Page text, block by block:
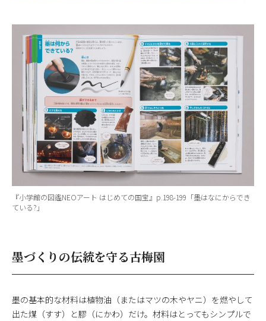
『小学館の図鑑NEOアート はじめての国宝』p.198-199「墨はなにからでき
ている?」
墨づくりの伝統を守る古梅園
墨の基本的な材料は植物油（またはマツの木やヤニ）を燃やして
出た煤（すす）と膠（にかわ）だけ。材料はとってもシンプルで